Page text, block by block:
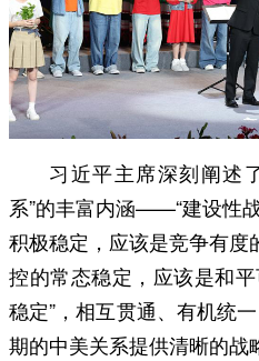
习近平主席深刻阐述
系”的丰富内涵——“建设性
积极稳定，应该是竞争有
控的常态稳定，应该是和
稳定”，相互贯通、有机统
期的中美关系提供清晰的战